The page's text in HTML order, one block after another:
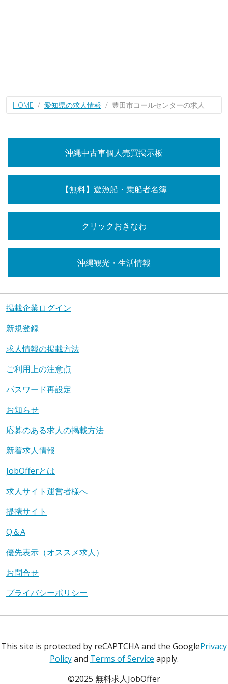
HOME 愛知県の求人情報 豊田市コールセンターの求人
沖縄中古車個人売買掲示板
【無料】遊漁船・乗船者名簿
クリックおきなわ
沖縄観光・生活情報
掲載企業ログイン
新規登録
求人情報の掲載方法
ご利用上の注意点
パスワード再設定
お知らせ
応募のある求人の掲載方法
新着求人情報
JobOfferとは
求人サイト運営者様へ
提携サイト
Q＆A
優先表示（オススメ求人）
お問合せ
プライバシーポリシー
This site is protected by reCAPTCHA and the GooglePrivacy
Policyand Terms of Service apply.
©2025 無料求人JobOffer